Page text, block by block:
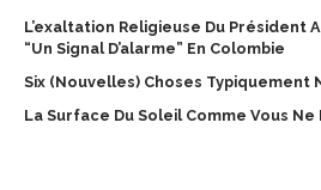
L’exaltation Religieuse Du Président
“un Signal D’alarme” En Colombie
Six (nouvelles) Choses Typiquement
La Surface Du Soleil Comme Vous Ne